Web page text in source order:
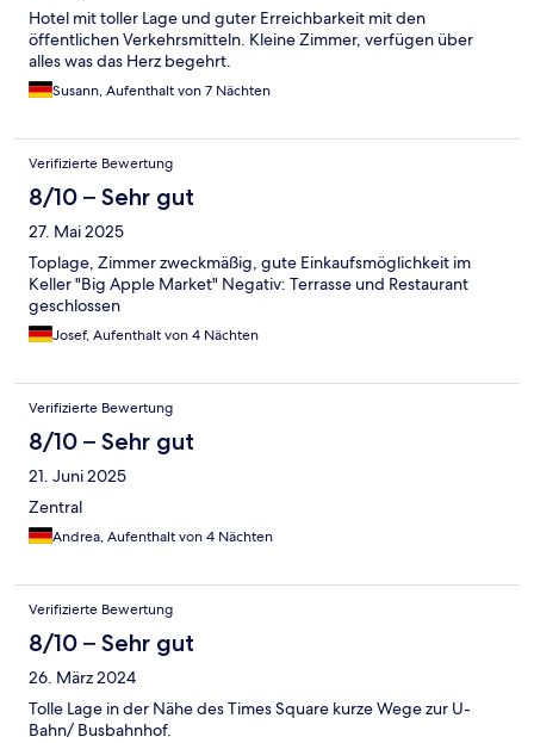
Hotel mit toller Lage und guter Erreichbarkeit mit den
öffentlichen Verkehrsmitteln. Kleine Zimmer, verfügen über
alles was das Herz begehrt.
Susann, Aufenthalt von 7 Nächten
Verifizierte Bewertung
8/10 – Sehr gut
27. Mai 2025
Toplage, Zimmer zweckmäßig, gute Einkaufsmöglichkeit im
Keller "Big Apple Market" Negativ: Terrasse und Restaurant
geschlossen
Josef, Aufenthalt von 4 Nächten
Verifizierte Bewertung
8/10 – Sehr gut
21. Juni 2025
Zentral
Andrea, Aufenthalt von 4 Nächten
Verifizierte Bewertung
8/10 – Sehr gut
26. März 2024
Tolle Lage in der Nähe des Times Square kurze Wege zur U-
Bahn/ Busbahnhof.